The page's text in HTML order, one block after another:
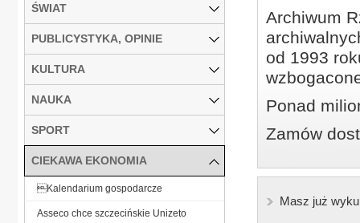
Archiwum
od 1993
Ponad
Zamów
Masz już
ŚWIAT
PUBLICYSTYKA, OPINIE
KULTURA
NAUKA
SPORT
CIEKAWA EKONOMIA
Kalendarium gospodarcze
Asseco chce szczecińskie Unizeto